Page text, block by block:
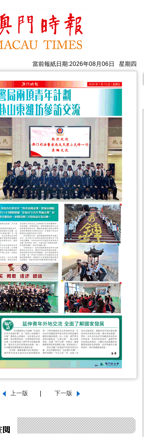
當前報紙日期:2026年08月06日 星期四